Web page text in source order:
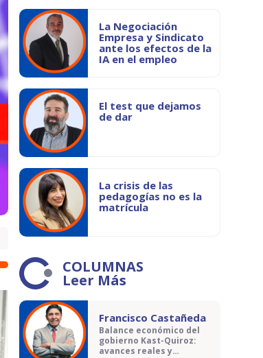
La Negociación
Empresa y Sindicato
ante los efectos de la
IA en el empleo
El test que dejamos
de dar
La crisis de las
pedagogías no es la
matrícula
COLUMNAS
Leer Más
Francisco Castañeda
Balance económico del
gobierno Kast-Quiroz:
avances reales y